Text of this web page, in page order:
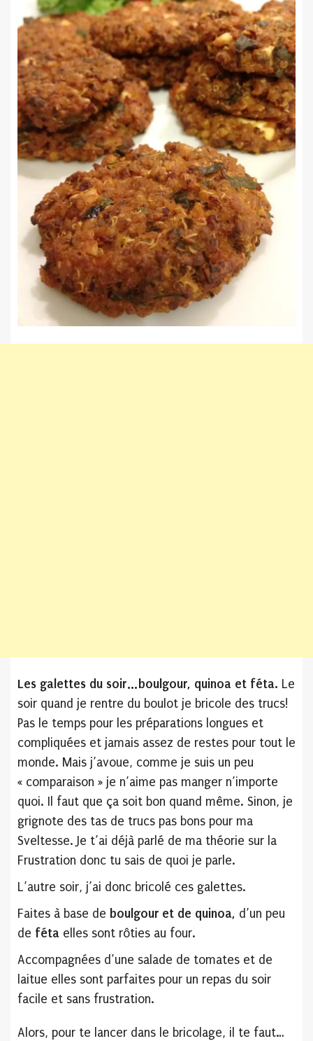
Les galettes du soir…boulgour, quinoa et féta. Le
soir quand je rentre du boulot je bricole des trucs!
Pas le temps pour les préparations longues et
compliquées et jamais assez de restes pour tout le
monde. Mais j’avoue, comme je suis un peu
« comparaison » je n’aime pas manger n’importe
quoi. Il faut que ça soit bon quand même. Sinon, je
grignote des tas de trucs pas bons pour ma
Sveltesse. Je t’ai déjà parlé de ma théorie sur la
Frustration donc tu sais de quoi je parle.
L’autre soir, j’ai donc bricolé ces galettes.
Faites à base de boulgour et de quinoa, d’un peu
de féta elles sont rôties au four.
Accompagnées d’une salade de tomates et de
laitue elles sont parfaites pour un repas du soir
facile et sans frustration.
Alors, pour te lancer dans le bricolage, il te faut…